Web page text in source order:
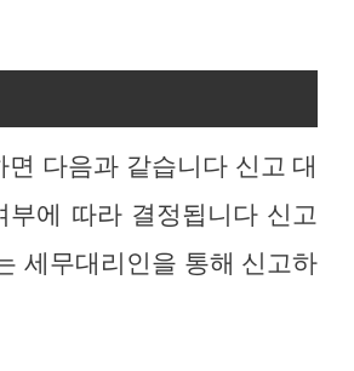
다음과 같습니다 신고 대
에 따라 결정됩니다 신고
세무대리인을 통해 신고하